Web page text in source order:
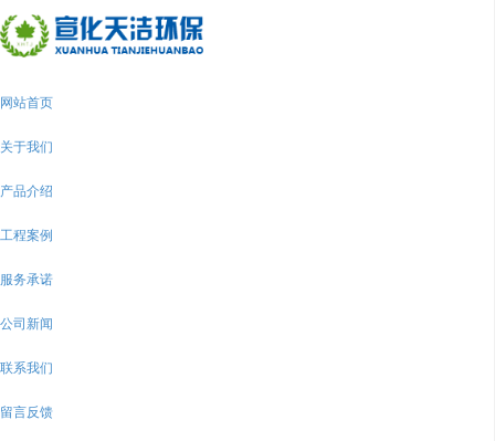
网站首页
关于我们
产品介绍
工程案例
服务承诺
公司新闻
联系我们
留言反馈